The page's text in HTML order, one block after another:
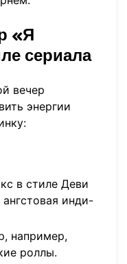
«Я
сериала
вечер
энергии
в стиле Деви
инди-
например,
роллы.